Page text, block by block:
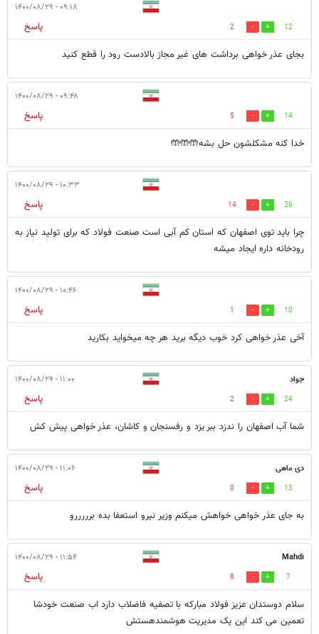
۰۹:۱۸ - ۱۴۰۰/۰۸/۲۹
12
2
پاسخ
بجای عذر خواهی برداشت های غیر مجاز بالادست رود را قطع کنید
۰۹:۴۸ - ۱۴۰۰/۰۸/۲۹
14
5
پاسخ
خدا کنه مشکلشون حل بشه🤲🤲🤲
۱۰:۳۳ - ۱۴۰۰/۰۸/۲۹
26
14
پاسخ
چرا باید توی اصفهان که استان کم آبی است صنعت فولاد که برای تولید نیاز به
رودخانه داره ایجاد میشه
۱۰:۴۶ - ۱۴۰۰/۰۸/۲۹
10
1
پاسخ
آخی عذر خواهی کرد خوب دیگه برید هر چه میخواید بکارید
جواد ۱۱:۰۰ - ۱۴۰۰/۰۸/۲۹
24
2
پاسخ
شما آب اصفهان را ندزد ببر یزد و رفسنجان و کاشان، عذر خواهی پیش کش
دی ماهی ۱۱:۰۶ - ۱۴۰۰/۰۸/۲۹
13
0
پاسخ
به جای عذر خواهی خواهش میکنم وزیر نیرو استعفا بده برررررو
Mahdi ۱۱:۵۴ - ۱۴۰۰/۰۸/۲۹
7
8
پاسخ
سلام دوستدان عزیز فولاد مبارکه با تصفیه فاضلاب دارد اب صنعت خودشا
تعمین می کند این یک مدیریت هوشمندهستش